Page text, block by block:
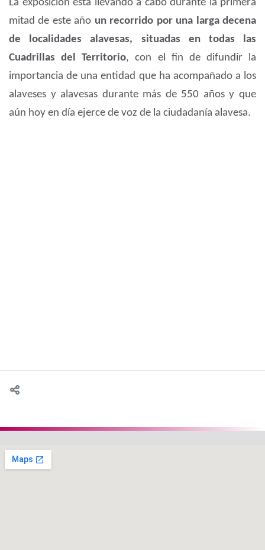
La exposición está llevando a cabo durante la primera
mitad de este año un recorrido por una larga decena
de localidades alavesas, situadas en todas las
Cuadrillas del Territorio, con el fin de difundir la
importancia de una entidad que ha acompañado a los
alaveses y alavesas durante más de 550 años y que
aún hoy en día ejerce de voz de la ciudadanía alavesa.